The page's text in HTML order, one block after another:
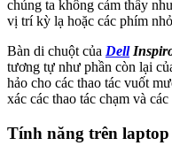
chúng ta không cảm thấy
vị trí kỳ lạ hoặc các phím
Bàn di chuột của Dell
tương tự như phần còn lại
hảo cho các thao tác vuốt
xác các thao tác chạm và
Tính năng trên